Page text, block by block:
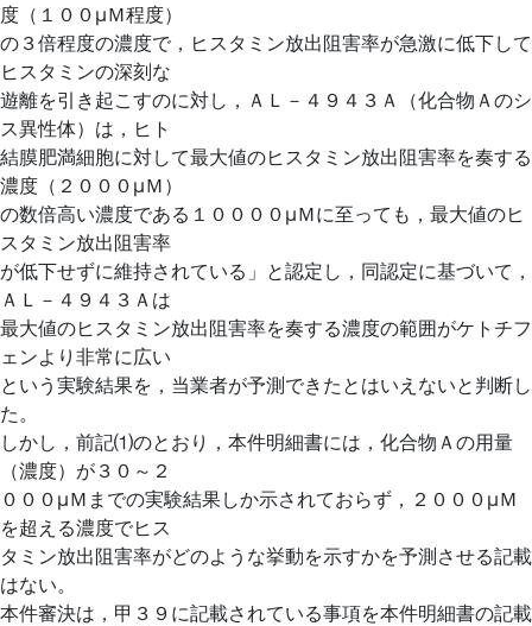
度（１００μＭ程度）
の３倍程度の濃度で，ヒスタミン放出阻害率が急激に低下して
ヒスタミンの深刻な
遊離を引き起こすのに対し，ＡＬ－４９４３Ａ（化合物Ａのシ
ス異性体）は，ヒト
結膜肥満細胞に対して最大値のヒスタミン放出阻害率を奏する
濃度（２０００μＭ）
の数倍高い濃度である１００００μＭに至っても，最大値のヒ
スタミン放出阻害率
が低下せずに維持されている」と認定し，同認定に基づいて，
ＡＬ－４９４３Ａは
最大値のヒスタミン放出阻害率を奏する濃度の範囲がケトチフ
ェンより非常に広い
という実験結果を，当業者が予測できたとはいえないと判断し
た。
しかし，前記⑴のとおり，本件明細書には，化合物Ａの用量
（濃度）が３０～２
０００μＭまでの実験結果しか示されておらず，２０００μＭ
を超える濃度でヒス
タミン放出阻害率がどのような挙動を示すかを予測させる記載
はない。
本件審決は，甲３９に記載されている事項を本件明細書の記載